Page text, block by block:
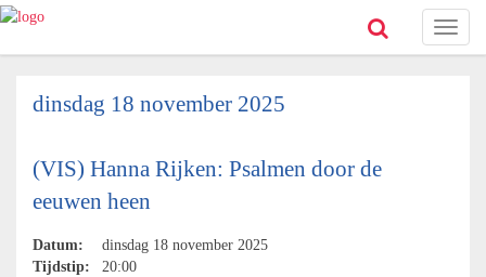
Toggle
dinsdag 18 november 2025
(VIS) Hanna Rijken: Psalmen door de
eeuwen heen
Datum:
dinsdag 18 november 2025
Tijdstip:
20:00